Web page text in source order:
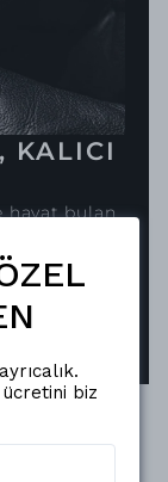
KALICI
hayat bulan
yansıtır.
sayesinde,
biz